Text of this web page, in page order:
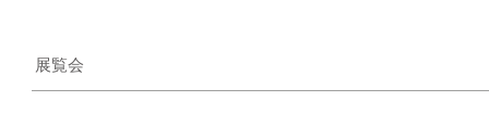
展覧会